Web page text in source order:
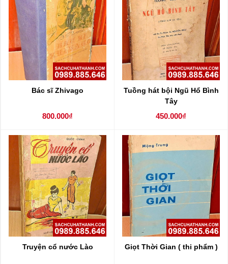
Bác sĩ Zhivago
800.000₫
Tuồng hát bội Ngũ Hổ Bình
Tây
450.000₫
Truyện cổ nước Lào Giọt Thời Gian ( thi phẩm )